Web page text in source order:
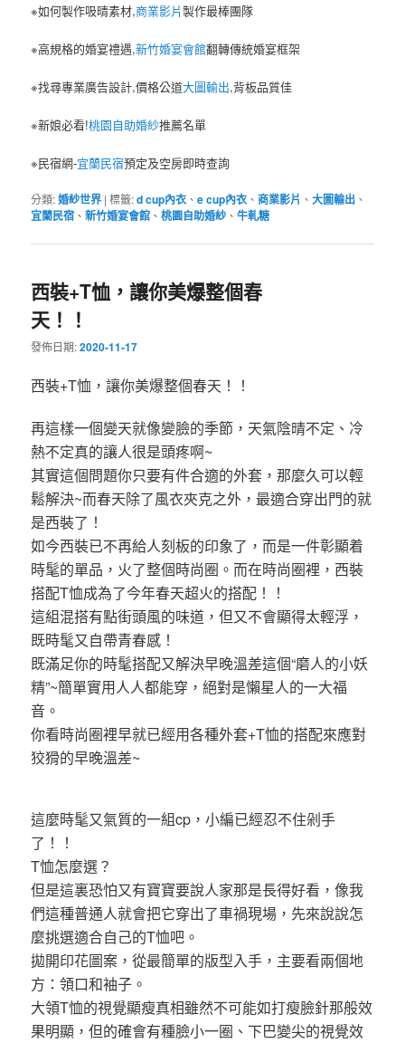
※如何製作吸晴素材,商業影片製作最棒團隊
※高規格的婚宴禮遇,新竹婚宴會館翻轉傳統婚宴框架
※找尋專業廣告設計,價格公道大圖輸出,背板品質佳
※新娘必看!桃園自助婚紗推薦名單
※民宿網-宜蘭民宿預定及空房即時查詢
分類:婚紗世界 |標籤:d cup內衣 、e cup內衣 、商業影片 、大圖輸出 、
宜蘭民宿 、新竹婚宴會館 、桃園自助婚紗 、牛軋糖
西裝+T恤，讓你美爆整個春
天！！
發佈日期:2020-11-17
西裝+T恤，讓你美爆整個春天！！
再這樣一個變天就像變臉的季節，天氣陰晴不定、冷
熱不定真的讓人很是頭疼啊~
其實這個問題你只要有件合適的外套，那麼久可以輕
鬆解決~而春天除了風衣夾克之外，最適合穿出門的就
是西裝了！
如今西裝已不再給人刻板的印象了，而是一件彰顯着
時髦的單品，火了整個時尚圈。而在時尚圈裡，西裝
搭配T恤成為了今年春天超火的搭配！！
這組混搭有點街頭風的味道，但又不會顯得太輕浮，
既時髦又自帶青春感！
既滿足你的時髦搭配又解決早晚溫差這個“磨人的小妖
精”~簡單實用人人都能穿，絕對是懶星人的一大福
音。
你看時尚圈裡早就已經用各種外套+T恤的搭配來應對
狡猾的早晚溫差~
這麼時髦又氣質的一組cp，小編已經忍不住剁手
了！！
T恤怎麼選？
但是這裏恐怕又有寶寶要說人家那是長得好看，像我
們這種普通人就會把它穿出了車禍現場，先來說說怎
麼挑選適合自己的T恤吧。
拋開印花圖案，從最簡單的版型入手，主要看兩個地
方：領口和袖子。
大領T恤的視覺顯瘦真相雖然不可能如打瘦臉針那般效
果明顯，但的確會有種臉小一圈、下巴變尖的視覺效